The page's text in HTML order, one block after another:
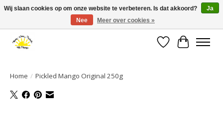
Large selection of products and fast shipping!
Verlanglijst
Home / Pickled Mango Original 250g
Wij slaan cookies op om onze website te verbeteren. Is dat akkoord?
Ja
Nee
Meer over cookies »